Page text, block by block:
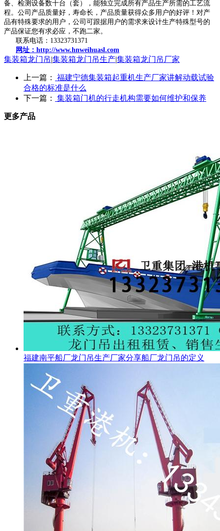
备、检测设备数十台（套），能独立完成所有产品生产所需的工艺流
程。公司产品质量好，寿命长，产品质量获得众多用户的好评！对产
品有特殊要求的用户，公司可跟据用户的需求来设计生产特殊型号的
产品保证您有求必应，不跑二家。
联系电话：13323731371
网址：http://www.hnweihuasl.com
集装箱龙门吊|集装箱龙门吊生产|集装箱龙门吊厂家
上一篇：
福建宁德集装箱起重机生产厂家讲解动载试验
合格的标准是什么
下一篇：
集装箱门机的行走机构需要如何维护和保养
更多产品
福建南平船厂龙门吊生产厂家分享船厂龙门吊的定义